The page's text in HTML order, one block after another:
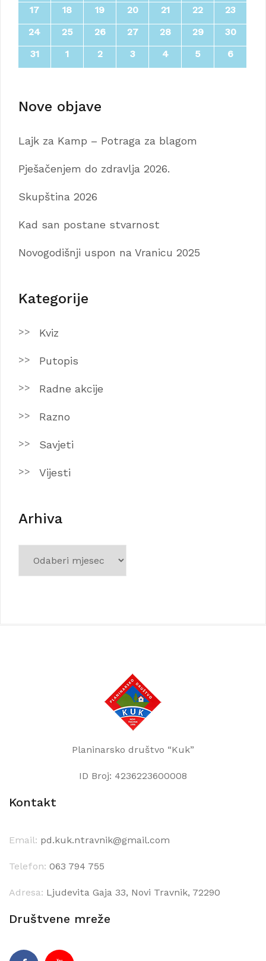
17
18 19 20 21 22
23
24
25 26 27 28 29
30
31
1 2 3 4 5 6
Nove objave
Lajk za Kamp – Potraga za blagom
Pješačenjem do zdravlja 2026.
Skupština 2026
Kad san postane stvarnost
Novogodišnji uspon na Vranicu 2025
Kategorije
Kviz
Putopis
Radne akcije
Razno
Savjeti
Vijesti
Arhiva
Planinarsko društvo “Kuk”
ID Broj: 4236223600008
Kontakt
Email: pd.kuk.ntravnik@gmail.com
Telefon: 063 794 755
Adresa: Ljudevita Gaja 33, Novi Travnik, 72290
Društvene mreže